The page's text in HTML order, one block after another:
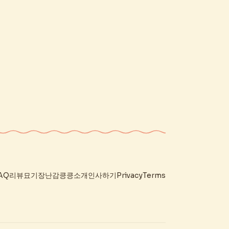
리뷰묘기장난감킁킁소개인사하기PrivacyTerms